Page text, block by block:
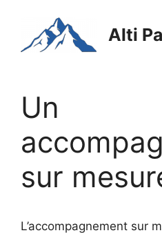
contenu
Alti
Un
sur
L’accompagnement sur